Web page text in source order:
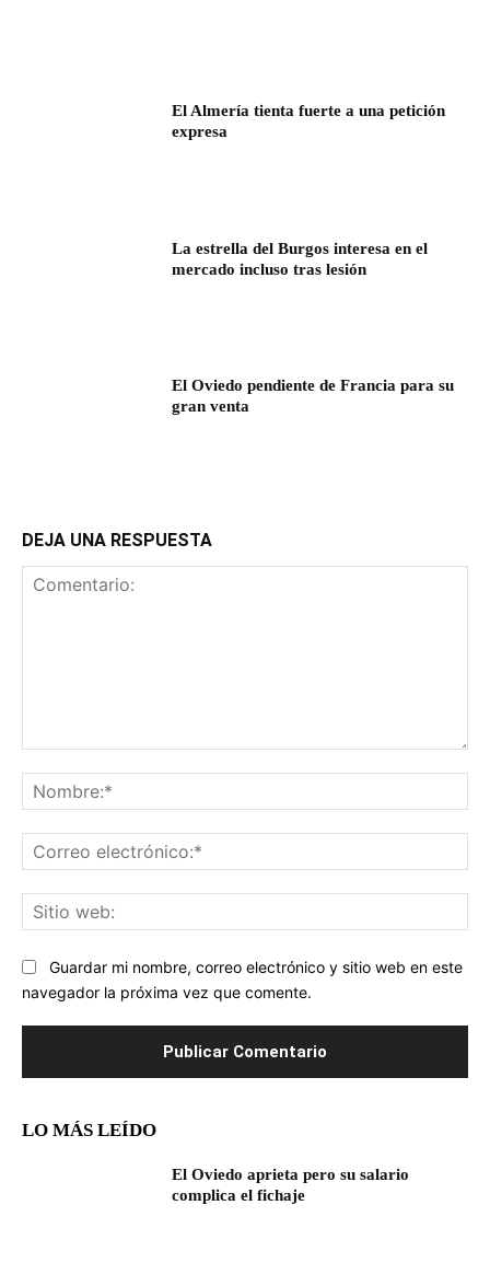
El Almería tienta fuerte a una petición
expresa
La estrella del Burgos interesa en el
mercado incluso tras lesión
El Oviedo pendiente de Francia para su
gran venta
DEJA UNA RESPUESTA
Guardar mi nombre, correo electrónico y sitio web en este
navegador la próxima vez que comente.
LO MÁS LEÍDO
El Oviedo aprieta pero su salario
complica el fichaje